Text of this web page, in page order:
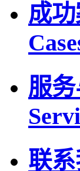
成
服
联系